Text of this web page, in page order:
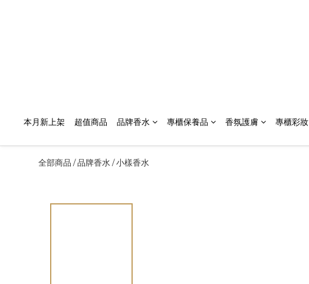
本月新上架 超值商品 品牌香水 專櫃保養品 香氛護膚 專櫃彩妝
全部商品 /品牌香水/小樣香水